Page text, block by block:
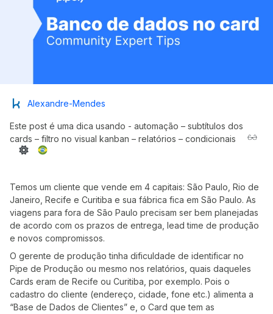
Alexandre-Mendes
Este post é uma dica usando - automação – subtítulos dos
cards – filtro no visual kanban – relatórios – condicionais
Temos um cliente que vende em 4 capitais: São Paulo, Rio de
Janeiro, Recife e Curitiba e sua fábrica fica em São Paulo. As
viagens para fora de São Paulo precisam ser bem planejadas
de acordo com os prazos de entrega, lead time de produção
e novos compromissos.
O gerente de produção tinha dificuldade de identificar no
Pipe de Produção ou mesmo nos relatórios, quais daqueles
Cards eram de Recife ou Curitiba, por exemplo. Pois o
cadastro do cliente (endereço, cidade, fone etc.) alimenta a
“Base de Dados de Clientes” e, o Card que tem as